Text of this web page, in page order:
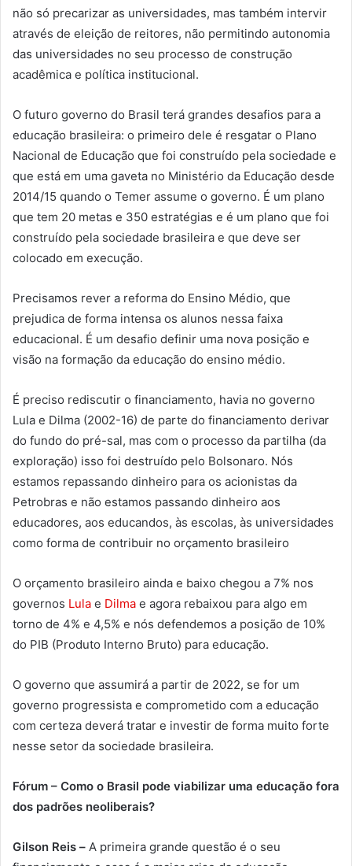
não só precarizar as universidades, mas também intervir
através de eleição de reitores, não permitindo autonomia
das universidades no seu processo de construção
acadêmica e política institucional.
O futuro governo do Brasil terá grandes desafios para a
educação brasileira: o primeiro dele é resgatar o Plano
Nacional de Educação que foi construído pela sociedade e
que está em uma gaveta no Ministério da Educação desde
2014/15 quando o Temer assume o governo. É um plano
que tem 20 metas e 350 estratégias e é um plano que foi
construído pela sociedade brasileira e que deve ser
colocado em execução.
Precisamos rever a reforma do Ensino Médio, que
prejudica de forma intensa os alunos nessa faixa
educacional. É um desafio definir uma nova posição e
visão na formação da educação do ensino médio.
É preciso rediscutir o financiamento, havia no governo
Lula e Dilma (2002-16) de parte do financiamento derivar
do fundo do pré-sal, mas com o processo da partilha (da
exploração) isso foi destruído pelo Bolsonaro. Nós
estamos repassando dinheiro para os acionistas da
Petrobras e não estamos passando dinheiro aos
educadores, aos educandos, às escolas, às universidades
como forma de contribuir no orçamento brasileiro
O orçamento brasileiro ainda e baixo chegou a 7% nos
governos Lula e Dilma e agora rebaixou para algo em
torno de 4% e 4,5% e nós defendemos a posição de 10%
do PIB (Produto Interno Bruto) para educação.
O governo que assumirá a partir de 2022, se for um
governo progressista e comprometido com a educação
com certeza deverá tratar e investir de forma muito forte
nesse setor da sociedade brasileira.
Fórum – Como o Brasil pode viabilizar uma educação fora
dos padrões neoliberais?
Gilson Reis – A primeira grande questão é o seu